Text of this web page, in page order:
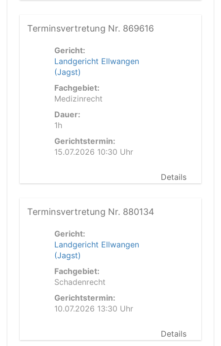
Terminsvertretung Nr. 869616
Gericht:
Landgericht Ellwangen
(Jagst)
Fachgebiet:
Medizinrecht
Dauer:
1h
Gerichtstermin:
15.07.2026 10:30 Uhr
Details
Terminsvertretung Nr. 880134
Gericht:
Landgericht Ellwangen
(Jagst)
Fachgebiet:
Schadenrecht
Gerichtstermin:
10.07.2026 13:30 Uhr
Details